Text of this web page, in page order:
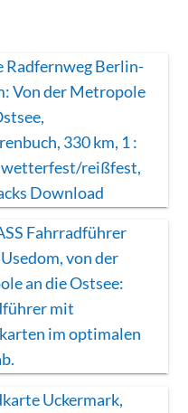
Radfernweg Berlin-
Von der Metropole
330 km, 1 :
wetterfest/reißfest,
Download
Fahrradführer
von der
an die Ostsee:
mit
im optimalen
Uckermark,